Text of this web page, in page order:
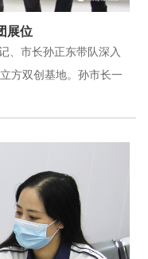
展位
、市长孙正东带队深入
方双创基地。孙市长一